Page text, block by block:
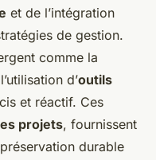
et de l’intégration
de gestion.
comme la
d’outils
et réactif. Ces
projets, fournissent
durable